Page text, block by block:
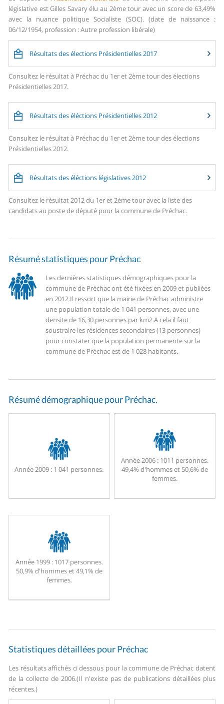
législative est Gilles Savary élu au 2ème tour avec un score de 63,49%
avec la nuance politique Socialiste (SOC). (date de naissance :
06/12/1954, profession : Autre profession libérale)
Résultats des élections Présidentielles 2017
Consultez le résultat à Préchac du 1er et 2ème tour des élections
Présidentielles 2017.
Résultats des éléctions Présidentielles 2012
Consultez le résultat à Préchac du 1er et 2ème tour des élections
Présidentielles 2012.
Résultats des éléctions législatives 2012
Consultez le résultat 2012 du 1er et 2ème tour avec la liste des
candidats au poste de député pour la commune de Préchac.
Résumé statistiques pour Préchac
Les dernières statistiques démographiques pour la
commune de Préchac ont été fixées en 2009 et publiées
en 2012.Il ressort que la mairie de Préchac administre
une population totale de 1 041 personnes, avec une
densite de 16,30 personnes par km2.A cela il faut
soustraire les résidences secondaires (13 personnes)
pour constater que la population permanente sur la
commune de Préchac est de 1 028 habitants.
Résumé démographique pour Préchac.
Année 2009 : 1 041 personnes.
Année 2006 :1011 personnes.
49,4% d'hommes et 50,6% de
femmes.
Année 1999 :1017 personnes.
50,9% d'hommes et 49,1% de
femmes.
Statistiques détaillées pour Préchac
Les résultats affichés ci dessous pour la commune de Préchac datent
de la collecte de 2006.(Il n'existe pas de publications détaillées plus
récentes.)